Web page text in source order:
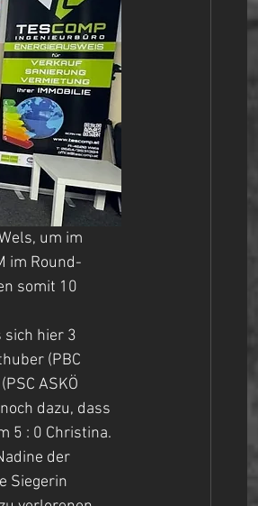
um im
im Round-
somit 10
sich hier 3
(PBC
ASKÖ
dazu, dass
5 : 0 Christina.
der
Siegerin